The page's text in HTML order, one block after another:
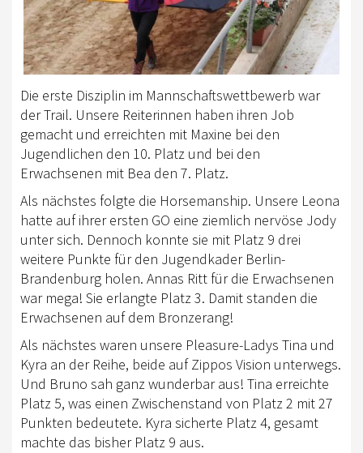
Die erste Disziplin im Mannschaftswettbewerb war
der Trail. Unsere Reiterinnen haben ihren Job
gemacht und erreichten mit Maxine bei den
Jugendlichen den 10. Platz und bei den
Erwachsenen mit Bea den 7. Platz.
Als nächstes folgte die Horsemanship. Unsere Leona
hatte auf ihrer ersten GO eine ziemlich nervöse Jody
unter sich. Dennoch konnte sie mit Platz 9 drei
weitere Punkte für den Jugendkader Berlin-
Brandenburg holen. Annas Ritt für die Erwachsenen
war mega! Sie erlangte Platz 3. Damit standen die
Erwachsenen auf dem Bronzerang!
Als nächstes waren unsere Pleasure-Ladys Tina und
Kyra an der Reihe, beide auf Zippos Vision unterwegs.
Und Bruno sah ganz wunderbar aus! Tina erreichte
Platz 5, was einen Zwischenstand von Platz 2 mit 27
Punkten bedeutete. Kyra sicherte Platz 4, gesamt
machte das bisher Platz 9 aus.